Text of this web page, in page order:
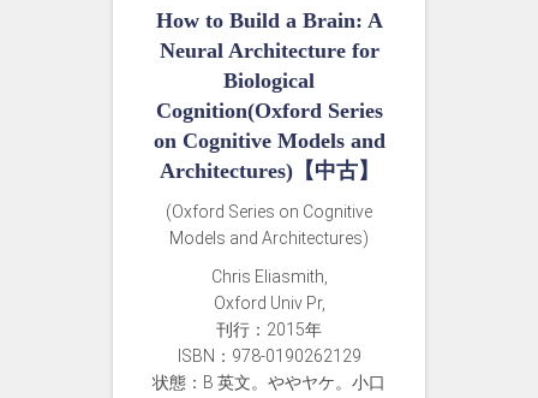
How to Build a Brain: A
Neural Architecture for
Biological
Cognition(Oxford Series
on Cognitive Models and
Architectures)【中古】
(Oxford Series on Cognitive
Models and Architectures)
Chris Eliasmith,
Oxford Univ Pr,
刊行：2015年
ISBN：978-0190262129
状態：B 英文。ややヤケ。小口